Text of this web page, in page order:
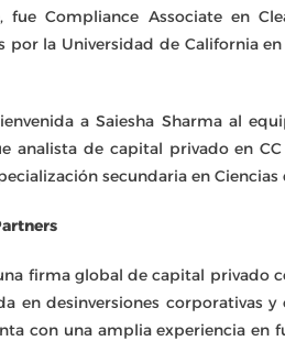
Compliance Associate en
por la Universidad de California
a Saiesha Sharma al
analista de capital privado en
secundaria en
firma global de capital privado
en desinversiones corporativas
con una amplia experiencia en